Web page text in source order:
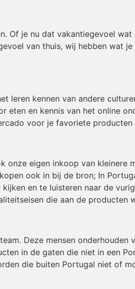
Of je nu dat vakantiegevoel wat
van thuis, wij hebben wat
leren kennen van andere
eten en kennis van het online
voor je favoriete
eigen inkoop van kleinere
ook in bij de bron; In
en te luisteren naar de
die aan de producten
Deze mensen onderhouden
in de gaten die niet in een
die buiten Portugal niet of